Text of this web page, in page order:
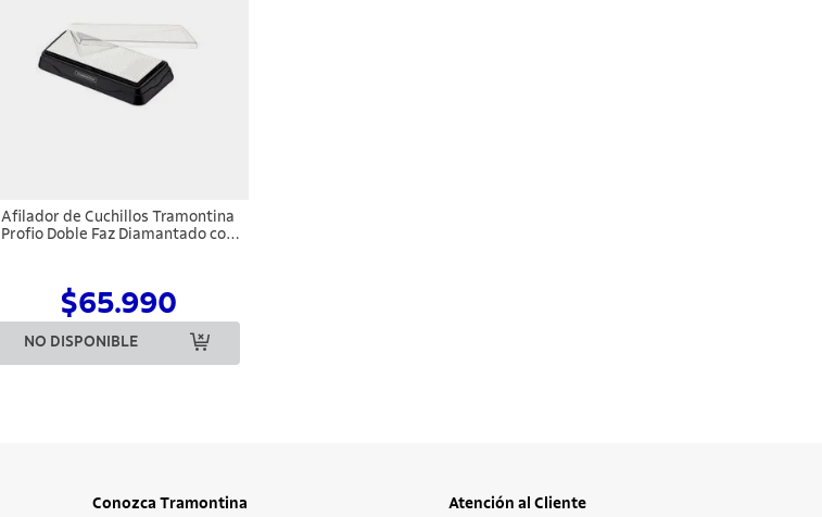
Afilador de Cuchillos Tramontina
Profio Doble Faz Diamantado con
$65.990
NO DISPONIBLE
Conozca Tramontina Atención al Cliente